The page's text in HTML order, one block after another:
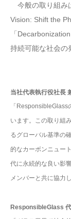
今般の取り組み
Vision: Shift the
「
持続可能な社会の
当社代表執行役社長
「
います。この取り組
るグローバル基準の
的なカーボンニュー
代に永続的な良い影
メンバーと共に協力
ResponsibleGlass